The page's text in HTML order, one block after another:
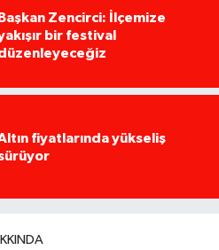
Başkan Zencirci: İlçemize
bir festival
fiyatlarında yükseliş